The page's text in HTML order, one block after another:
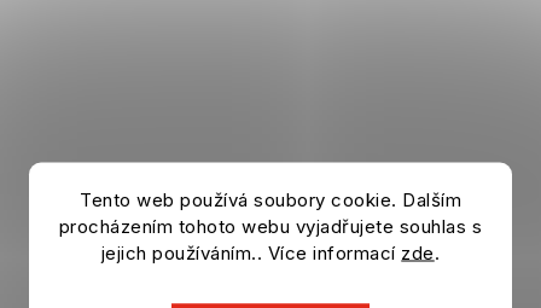
Tento web používá soubory cookie. Dalším
procházením tohoto webu vyjadřujete souhlas s
jejich používáním.. Více informací zde.